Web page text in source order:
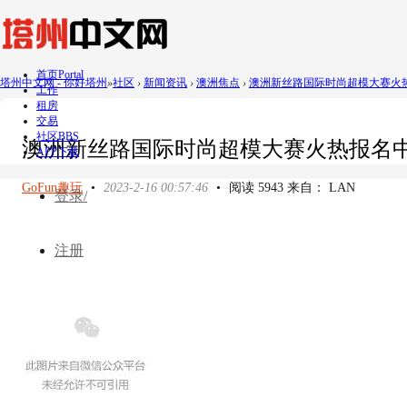
首页Portal
工作
租房
交易
社区BBS
APP下载
登录/
注册
塔州中文网 - 你好塔州»社区 › 新闻资讯 › 澳洲焦点 › 澳洲新丝路国际时尚超模大赛火
澳洲新丝路国际时尚超模大赛火热报名
GoFun趣玩 • 2023-2-16 00:57:46 • 阅读 5943 来自： LAN